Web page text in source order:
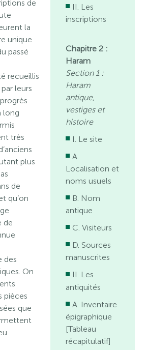
de
la
unique
passé
recueillis
leurs
long
très
plus
de
qu’on
de
des
On
pièces
que
II. Les
inscriptions
Chapitre 2 :
Haram
Section 1 :
Haram
antique,
vestiges et
histoire
I. Le site
A.
Localisation et
noms usuels
B. Nom
antique
C. Visiteurs
D. Sources
manuscrites
II. Les
antiquités
A. Inventaire
épigraphique
[Tableau
récapitulatif]